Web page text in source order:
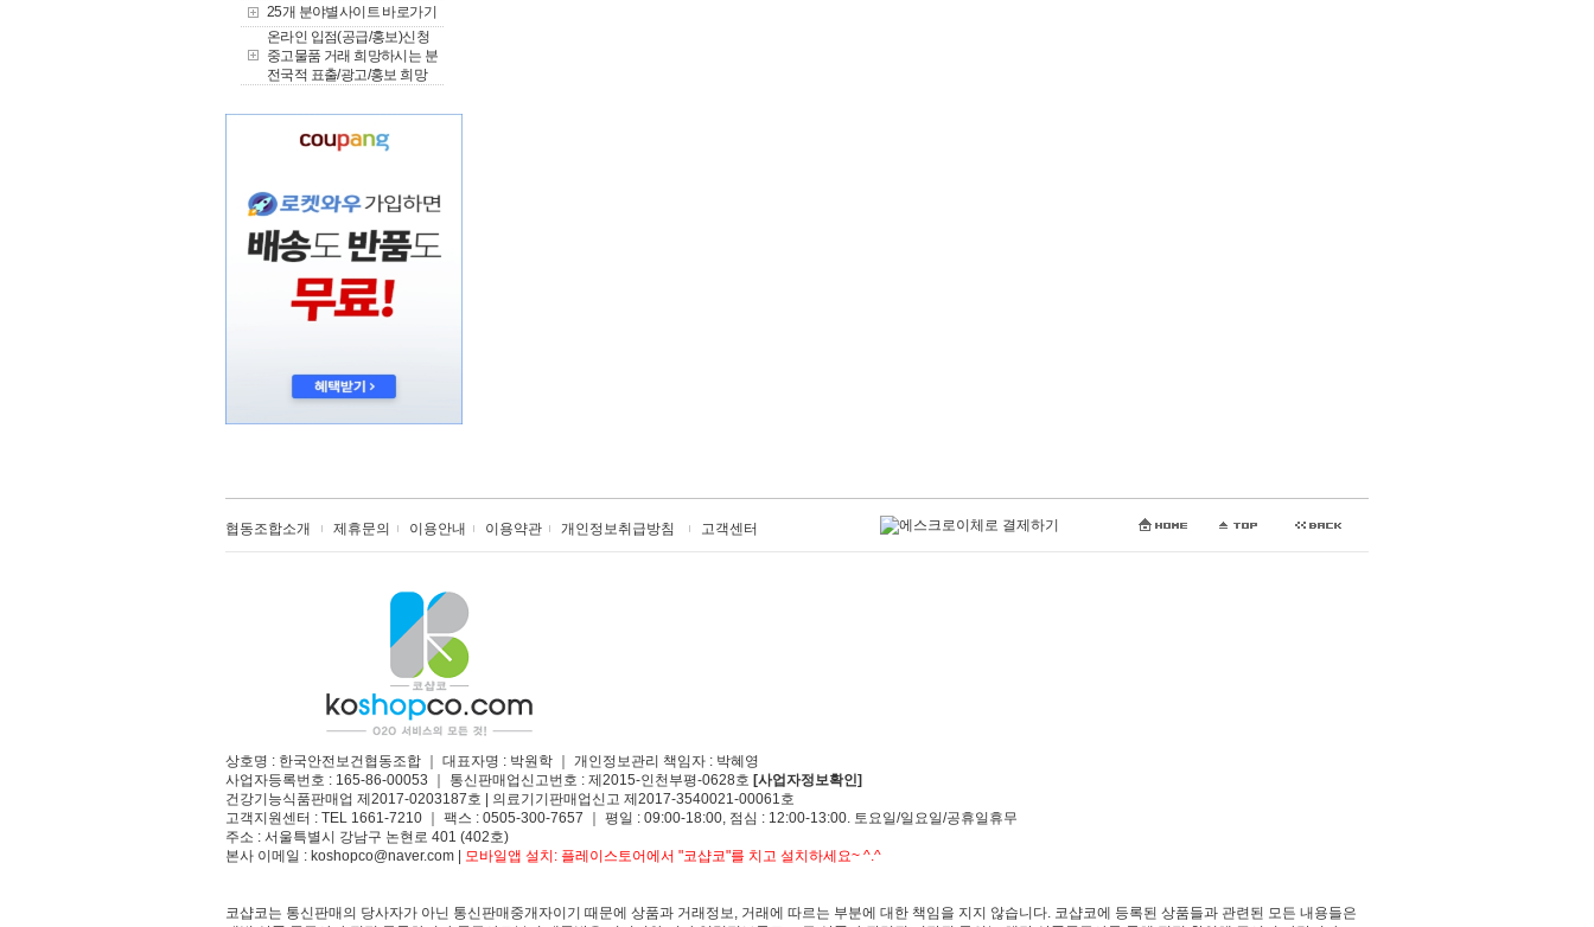
25개 분야별사이트 바로가기
온라인 입점(공급/홍보)신청
중고물품 거래 희망하시는 분
전국적 표출/광고/홍보 희망
협동조합소개 제휴문의 이용안내 이용약관 개인정보취급방침 고객센터
상호명 : 한국안전보건협동조합 ｜ 대표자명 : 박원학 ｜ 개인정보관리 책임자 : 박혜영
사업자등록번호 : 165-86-00053 ｜ 통신판매업신고번호 : 제2015-인천부평-0628호 [사업자정보확인]
건강기능식품판매업 제2017-0203187호 | 의료기기판매업신고 제2017-3540021-00061호
고객지원센터 : TEL 1661-7210 ｜ 팩스 : 0505-300-7657 ｜ 평일 : 09:00-18:00, 점심 : 12:00-13:00. 토요일/일요일/공휴일휴무
주소 : 서울특별시 강남구 논현로 401 (402호)​
본사 이메일 : koshopco@naver.com | 모바일앱 설치: 플레이스토어에서 "코샵코"를 치고 설치하세요~ ^.^
코샵코는 통신판매의 당사자가 아닌 통신판매중개자이기 때문에 상품과 거래정보, 거래에 따르는 부분에 대한 책임을 지지 않습니다. 코샵코에 등록된 상품들과 관련된 모든 내용들은